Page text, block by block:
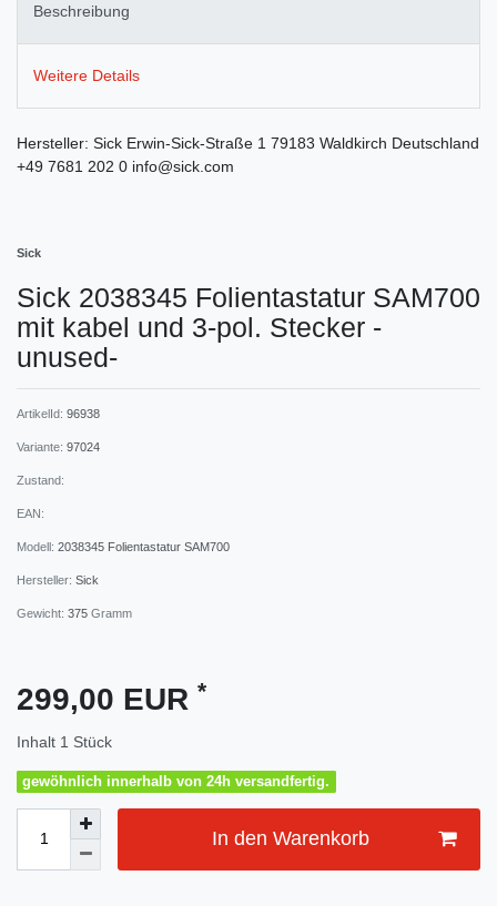
Beschreibung
Weitere Details
Hersteller: Sick Erwin-Sick-Straße 1 79183 Waldkirch Deutschland
+49 7681 202 0 info@sick.com
Sick
Sick 2038345 Folientastatur SAM700
mit kabel und 3-pol. Stecker -
unused-
ArtikelId: 96938
Variante: 97024
Zustand:
EAN:
Modell: 2038345 Folientastatur SAM700
Hersteller: Sick
Gewicht: 375 Gramm
299,00 EUR *
Inhalt 1 Stück
gewöhnlich innerhalb von 24h versandfertig.
In den Warenkorb